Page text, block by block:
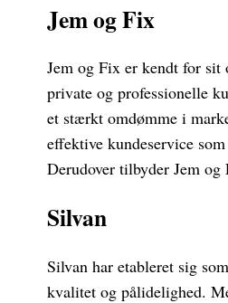
Jem og Fix
Jem og Fix er kendt for sit
private og professionelle
et stærkt omdømme i
effektive kundeservice
Derudover tilbyder Jem
Silvan
Silvan har etableret sig
kvalitet og pålidelighed.